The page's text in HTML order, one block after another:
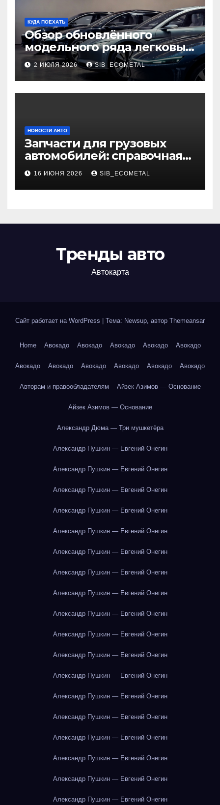
КУДА ПОЕХАТЬ
Обзор обновлённого
модельного ряда легковых
автомобилей 2026 года
2 ИЮЛЯ 2026 SIB_ECOMETAL
НОВОСТИ АВТО
Запчасти для грузовых
автомобилей: справочная
база по корейским и
японским моделям
16 ИЮНЯ 2026 SIB_ECOMETAL
Тренды авто
Автокарта
Сайт работает на WordPress Тема: Newsup, автор Themeansar
Home Авокадо Авокадо Авокадо Авокадо Авокадо
Авокадо Авокадо Авокадо Авокадо Авокадо Авокадо
Авторам и правообладателям Айзек Азимов — Основание
Айзек Азимов — Основание
Александр Дюма — Три мушкетёра
Александр Пушкин — Евгений Онегин
Александр Пушкин — Евгений Онегин
Александр Пушкин — Евгений Онегин
Александр Пушкин — Евгений Онегин
Александр Пушкин — Евгений Онегин
Александр Пушкин — Евгений Онегин
Александр Пушкин — Евгений Онегин
Александр Пушкин — Евгений Онегин
Александр Пушкин — Евгений Онегин
Александр Пушкин — Евгений Онегин
Александр Пушкин — Евгений Онегин
Александр Пушкин — Евгений Онегин
Александр Пушкин — Евгений Онегин
Александр Пушкин — Евгений Онегин
Александр Пушкин — Евгений Онегин
Александр Пушкин — Евгений Онегин
Александр Пушкин — Евгений Онегин
Александр Пушкин — Евгений Онегин